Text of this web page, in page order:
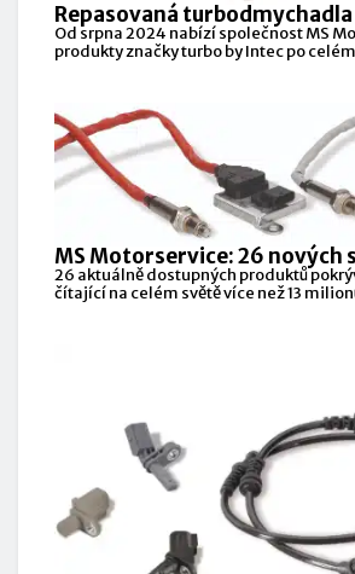
Repasovaná turbodmychadla
Od srpna 2024 nabízí společnost MS
produkty značky turbo by Intec po
MS Motorservice: 26 nových
26 aktuálně dostupných produktů
čítající na celém světě více než 13